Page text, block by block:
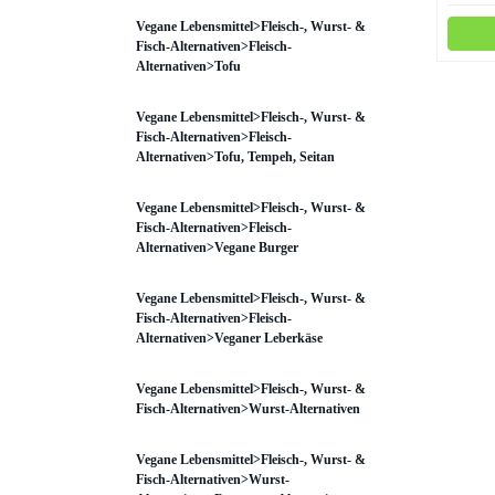
Vegane Lebensmittel>Fleisch-, Wurst- &
Fisch-Alternativen>Fleisch-
Alternativen>Tofu
Vegane Lebensmittel>Fleisch-, Wurst- &
Fisch-Alternativen>Fleisch-
Alternativen>Tofu, Tempeh, Seitan
Vegane Lebensmittel>Fleisch-, Wurst- &
Fisch-Alternativen>Fleisch-
Alternativen>Vegane Burger
Vegane Lebensmittel>Fleisch-, Wurst- &
Fisch-Alternativen>Fleisch-
Alternativen>Veganer Leberkäse
Vegane Lebensmittel>Fleisch-, Wurst- &
Fisch-Alternativen>Wurst-Alternativen
Vegane Lebensmittel>Fleisch-, Wurst- &
Fisch-Alternativen>Wurst-